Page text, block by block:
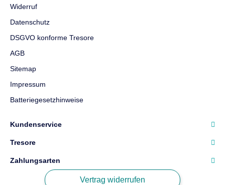
Widerruf
Datenschutz
DSGVO konforme Tresore
AGB
Sitemap
Impressum
Batteriegesetzhinweise
Kundenservice
Tresore
Zahlungsarten
Vertrag widerrufen